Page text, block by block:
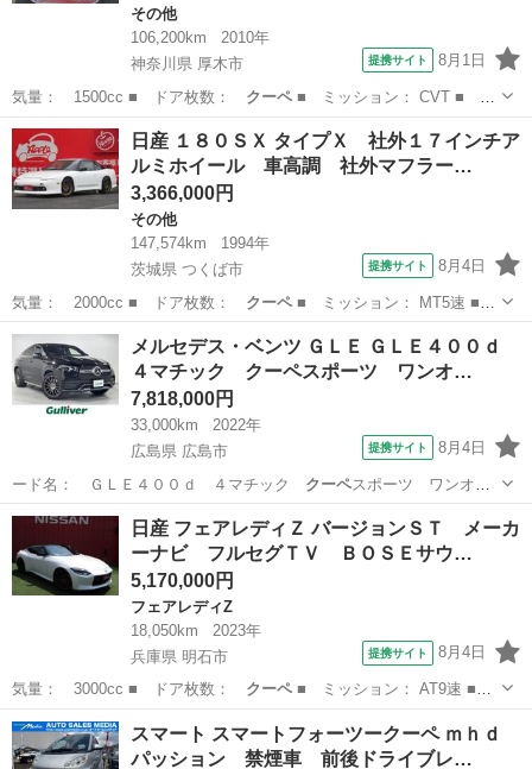
その他
106,200km
2010年
神奈川県 厚木市
提携サイト 8月1日
気量： 1500cc ■ ドア枚数： クーペ■ ミッション： CVT ■ 店
舗P…
神奈川 厚木市 その他
日産 １８０ＳＸ タイプＸ 社外１７インチア
ルミホイール 車高調 社外マフラー…
3,366,000円
その他
147,574km
1994年
茨城県 つくば市
提携サイト 8月4日
気量： 2000cc ■ ドア枚数： クーペ■ ミッション： MT5速 ■
店舗…
茨城 つくば市 その他
メルセデス・ベンツ ＧＬＥ ＧＬＥ４００ｄ
４マチック クーペスポーツ ワンオ…
7,818,000円
33,000km
2022年
広島県 広島市
提携サイト 8月4日
ード名： ＧＬＥ４００ｄ ４マチック クーペスポーツ ワンオー
ナー パノラミックス…
広島 広島市 ベンツ（メルセデス）
日産 フェアレディＺ バージョンＳＴ メーカ
ーナビ フルセグＴＶ ＢＯＳＥサウ…
5,170,000円
フェアレディZ
18,050km
2023年
兵庫県 明石市
提携サイト 8月4日
気量： 3000cc ■ ドア枚数： クーペ■ ミッション： AT9速 ■
店舗…
兵庫 明石市 フェアレディZ
スマート スマートフォーツークーペ ｍｈｄ
パッション 禁煙車 前後ドライブレ…